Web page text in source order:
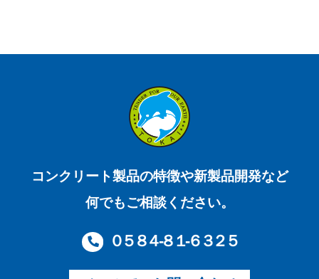
コンクリート製品の特徴や新製品開発など
何でもご相談ください。
０５８４-８１-６３２５